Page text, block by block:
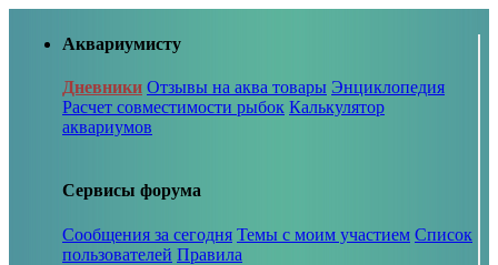
Аквариумисту
Дневники Отзывы на аква товары Энциклопедия
Расчет совместимости рыбок Калькулятор
аквариумов
Сервисы форума
Сообщения за сегодня Темы с моим участием Список
пользователей Правила